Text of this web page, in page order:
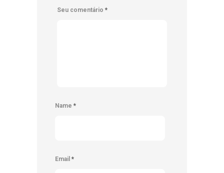
Seu comentário *
Name *
Email *